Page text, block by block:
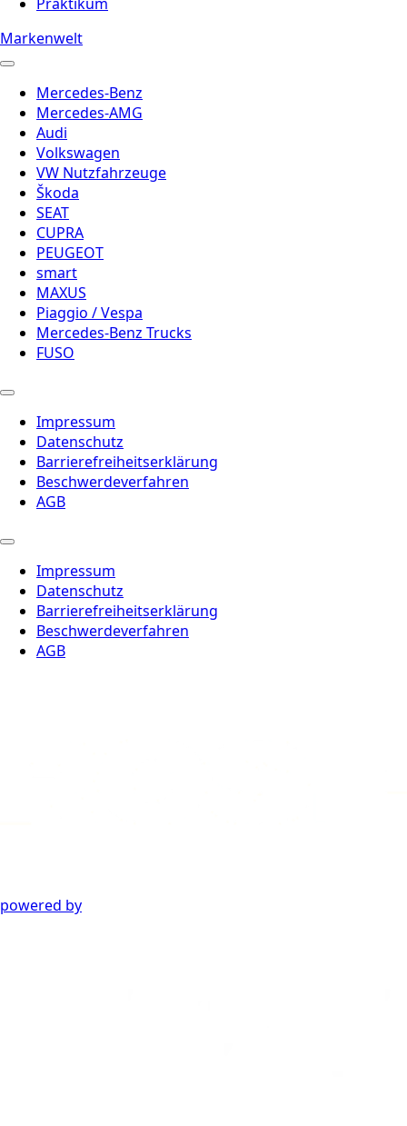
Markenwelt
Mercedes-Benz
Mercedes-AMG
Audi
Volkswagen
VW Nutzfahrzeuge
Škoda
SEAT
CUPRA
PEUGEOT
smart
MAXUS
Piaggio / Vespa
Mercedes-Benz Trucks
FUSO
Impressum
Datenschutz
Barrierefreiheitserklärung
Beschwerdeverfahren
AGB
Impressum
Datenschutz
Barrierefreiheitserklärung
Beschwerdeverfahren
AGB
powered by